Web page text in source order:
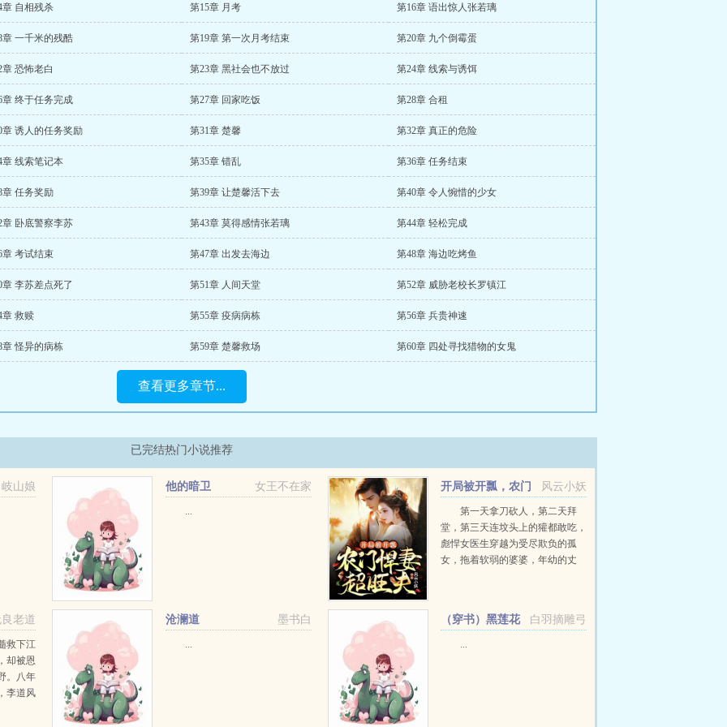
章 自相残杀 第15章 月考 第16章 语出惊人张若璃
章 一千米的残酷 第19章 第一次月考结束 第20章 九个倒霉蛋
章 恐怖老白 第23章 黑社会也不放过 第24章 线索与诱饵
章 终于任务完成 第27章 回家吃饭 第28章 合租
章 诱人的任务奖励 第31章 楚馨 第32章 真正的危险
章 线索笔记本 第35章 错乱 第36章 任务结束
章 任务奖励 第39章 让楚馨活下去 第40章 令人惋惜的少女
章 卧底警察李苏 第43章 莫得感情张若璃 第44章 轻松完成
章 考试结束 第47章 出发去海边 第48章 海边吃烤鱼
章 李苏差点死了 第51章 人间天堂 第52章 威胁老校长罗镇江
章 救赎 第55章 疫病病栋 第56章 兵贵神速
章 怪异的病栋 第59章 楚馨救场 第60章 四处寻找猎物的女鬼
查看更多章节...
已完结热门小说推荐
岐山娘 女王不在家
他的暗卫
...
风云小妖
开局被开瓢，农门
悍妻超旺夫
第一天拿刀砍人，第二天拜
堂，第三天连坟头上的獾都敢吃，
彪悍女医生穿越为受尽欺负的孤
女，拖着软弱的婆婆，年幼的丈
的小相公，十岁...
老道
救下江
却被恩
。八年
李道风
墨书白
沧澜道
...
白羽摘雕弓
（穿书）黑莲花
...